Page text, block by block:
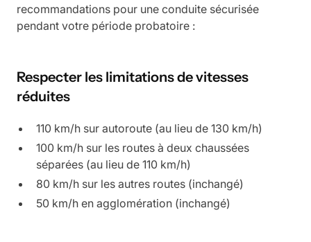
recommandations pour une conduite sécurisée
pendant votre période probatoire :
Respecter les limitations de vitesses
réduites
110 km/h sur autoroute (au lieu de 130 km/h)
100 km/h sur les routes à deux chaussées
séparées (au lieu de 110 km/h)
80 km/h sur les autres routes (inchangé)
50 km/h en agglomération (inchangé)